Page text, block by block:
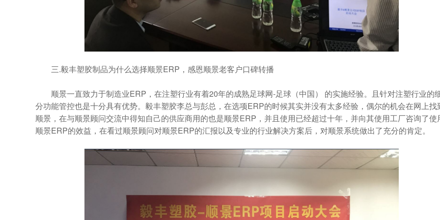
三.毅丰塑胶制品为什么选择顺景ERP，感恩顺景老客户口碑转播
顺景一直致力于制造业ERP，在注塑行业有着20年的成熟足球网-足球（中国） 的实施经验。且针对注塑行业的
分功能管控也是十分具有优势。毅丰塑胶李总与彭总，在选项ERP的时候其实并没有太多经验，偶尔的机会在网上找
顺景，在与顺景顾问交流中得知自己的供应商用的也是顺景ERP，并且使用已经超过十年，并向其使用工厂咨询了使
顺景ERP的效益，在看过顺景顾问对顺景ERP的汇报以及专业的行业解决方案后，对顺景系统做出了充分的肯定。